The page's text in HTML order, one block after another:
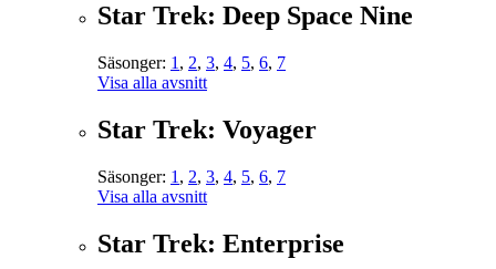
Star Trek: Deep Space Nine
Säsonger: 1 , 2, 3, 4, 5, 6, 7
Visa alla avsnitt
Star Trek: Voyager
Säsonger: 1 , 2, 3, 4, 5, 6, 7
Visa alla avsnitt
Star Trek: Enterprise